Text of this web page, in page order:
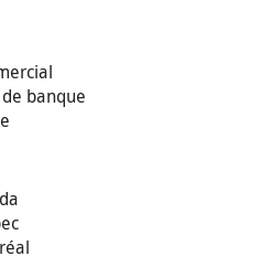
banque